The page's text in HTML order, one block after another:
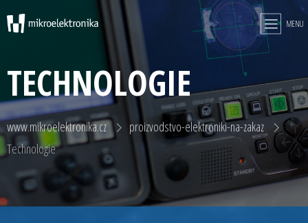
MENU
TECHNOLOGIE
www.mikroelektronika.cz
proizvodstvo-elektroniki-na-zakaz
Technologie